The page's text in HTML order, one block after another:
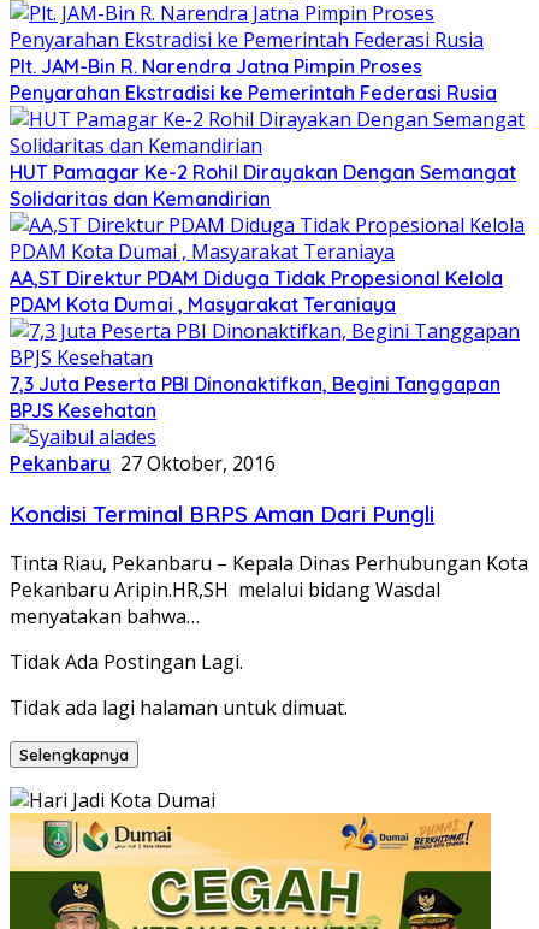
Plt. JAM-Bin R. Narendra Jatna Pimpin Proses
Penyarahan Ekstradisi ke Pemerintah Federasi Rusia
HUT Pamagar Ke-2 Rohil Dirayakan Dengan Semangat
Solidaritas dan Kemandirian
AA,ST Direktur PDAM Diduga Tidak Propesional Kelola
PDAM Kota Dumai , Masyarakat Teraniaya
7,3 Juta Peserta PBI Dinonaktifkan, Begini Tanggapan
BPJS Kesehatan
Pekanbaru 27 Oktober, 2016
Kondisi Terminal BRPS Aman Dari Pungli
Tinta Riau, Pekanbaru – Kepala Dinas Perhubungan Kota
Pekanbaru Aripin.HR,SH melalui bidang Wasdal
menyatakan bahwa…
Tidak Ada Postingan Lagi.
Tidak ada lagi halaman untuk dimuat.
Selengkapnya